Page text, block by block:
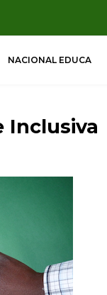
NACIONAL EDUCA
Inclusiva